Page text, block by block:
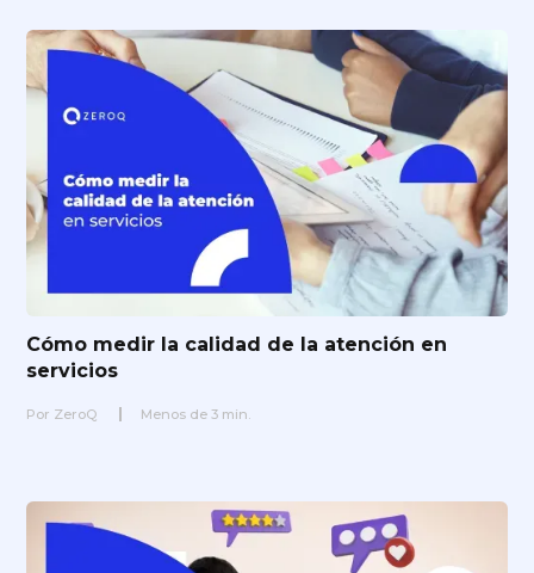
Cómo medir la calidad de la atención en
servicios
Por ZeroQ Menos de 3 min.